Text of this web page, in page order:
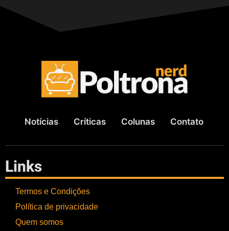
Notícias Críticas Colunas Contato
Links
Termos e Condições
Política de privacidade
Quem somos